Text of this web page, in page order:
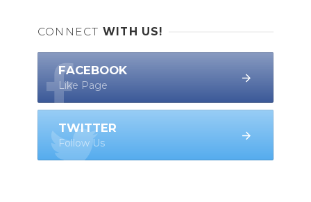
CONNECT WITH US!
FACEBOOK
Like Page
TWITTER
Follow Us